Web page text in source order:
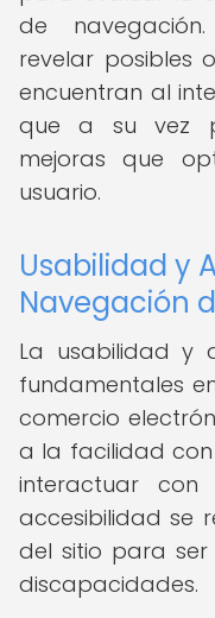
de
revelar posibles
encuentran al
que a su vez
mejoras que
usuario.
Usabilidad y
Navegación
La usabilidad y
fundamentales
comercio
a la facilidad
interactuar
accesibilidad se
del sitio para
discapacidades.